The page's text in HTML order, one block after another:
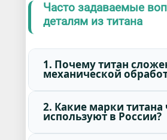
Часто задаваемые
деталям из титана
1. Почему титан
механической
2. Какие марки
используют в России?